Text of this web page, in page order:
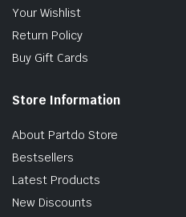
Your Wishlist
Return Policy
Buy Gift Cards
Store Information
About Partdo Store
Bestsellers
Latest Products
New Discounts